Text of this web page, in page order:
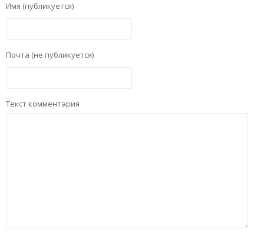
Имя (публикуется)
Почта (не публикуется)
Текст комментария